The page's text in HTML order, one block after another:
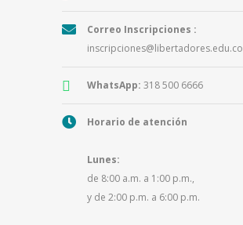
Correo Inscripciones :
inscripciones@libertadores.edu.co
WhatsApp: 318 500 6666
Horario de atención
Lunes:
de 8:00 a.m. a 1:00 p.m.,
y de 2:00 p.m. a 6:00 p.m.